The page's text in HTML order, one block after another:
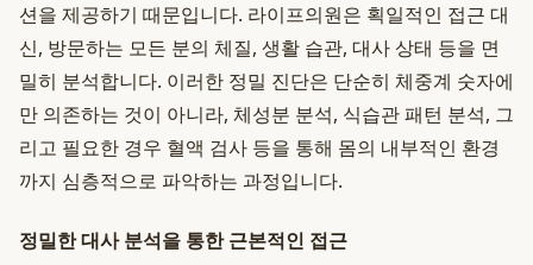
션을 제공하기 때문입니다. 라이프의원은 획일적인 접근 대
신, 방문하는 모든 분의 체질, 생활 습관, 대사 상태 등을 면
밀히 분석합니다. 이러한 정밀 진단은 단순히 체중계 숫자에
만 의존하는 것이 아니라, 체성분 분석, 식습관 패턴 분석, 그
리고 필요한 경우 혈액 검사 등을 통해 몸의 내부적인 환경
까지 심층적으로 파악하는 과정입니다.
정밀한 대사 분석을 통한 근본적인 접근